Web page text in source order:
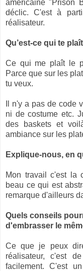
américaine "Prison
déclic. C'est à
réalisateur.
Qu’est-ce qui te
Ce qui me plaît le
Parce que sur les
tu veux.
Il n'y a pas de code
ni de costume etc.
des baskets et
ambiance sur les
Explique-nous, en
Mon travail c'est la
beau ce qui est
remarque d'ailleurs
Quels conseils
d'embrasser le
Ce que je peux
réalisateur, c'est
facilement. C'est